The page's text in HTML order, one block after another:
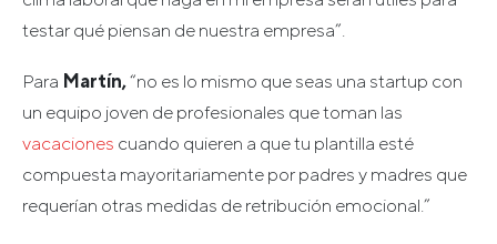
testar qué piensan de nuestra empresa”.
Para Martín,“no es lo mismo que seas una startup con
un equipo joven de profesionales que toman las
vacaciones cuando quieren a que tu plantilla esté
compuesta mayoritariamente por padres y madres que
requerían otras medidas de retribución emocional.”